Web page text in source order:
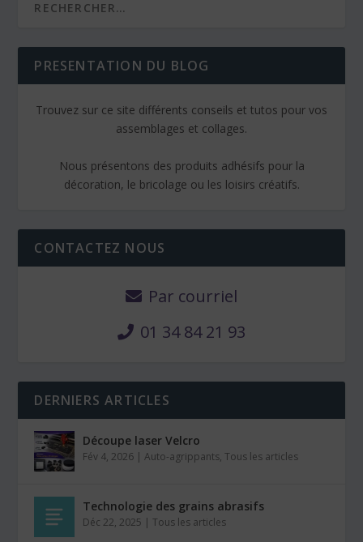
PRESENTATION DU BLOG
Trouvez sur ce site différents conseils et tutos pour vos
assemblages et collages.
Nous présentons des produits adhésifs pour la
décoration, le bricolage ou les loisirs créatifs.
CONTACTEZ NOUS
Par courriel
01 34 84 21 93
DERNIERS ARTICLES
Découpe laser Velcro
Fév 4, 2026 |Auto-agrippants,Tous les articles
Technologie des grains abrasifs
Déc 22, 2025 |Tous les articles